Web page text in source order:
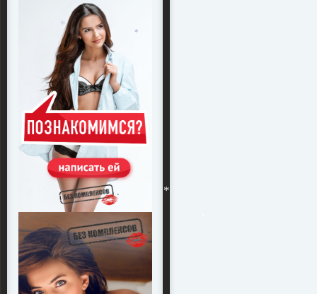
*
*